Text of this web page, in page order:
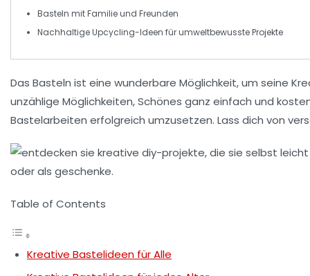
Basteln mitFamilieund Freunden
NachhaltigeUpcycling-Ideen für umweltbewusste Projekte
Das Basteln ist eine wunderbare Möglichkeit, um seine
unzählige Möglichkeiten, Schönes ganz einfach und
Bastelarbeiten erfolgreich umzusetzen. Lass dich von
Table of Contents
Kreative Bastelideen für Alle